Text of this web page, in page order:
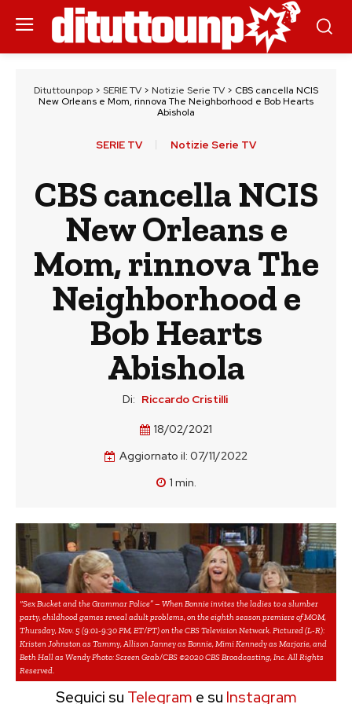
Dituttounpop > SERIE TV > Notizie Serie TV > CBS cancella NCIS
New Orleans e Mom, rinnova The Neighborhood e Bob Hearts
Abishola
SERIE TV Notizie Serie TV
CBS cancella NCIS
New Orleans e
Mom, rinnova The
Neighborhood e
Bob Hearts
Abishola
Di: Riccardo Cristilli
18/02/2021
Aggiornato il: 07/11/2022
1 min.
“Sex Bucket and the Grammar Police” – When Bonnie invites the ladies to a slumber
party, childhood games reveal adult problems, on the eighth season premiere of MOM,
Thursday, Nov. 5 (9:01-9:30 PM, ET/PT) on the CBS Television Network. Pictured (L-R):
Kristen Johnston as Tammy, Allison Janney as Bonnie, Mimi Kennedy as Marjorie, and
Beth Hall as Wendy Photo: Screen Grab/CBS ©2020 CBS Broadcasting, Inc. All Rights
Reserved.
Seguici su Telegram e su Instagram